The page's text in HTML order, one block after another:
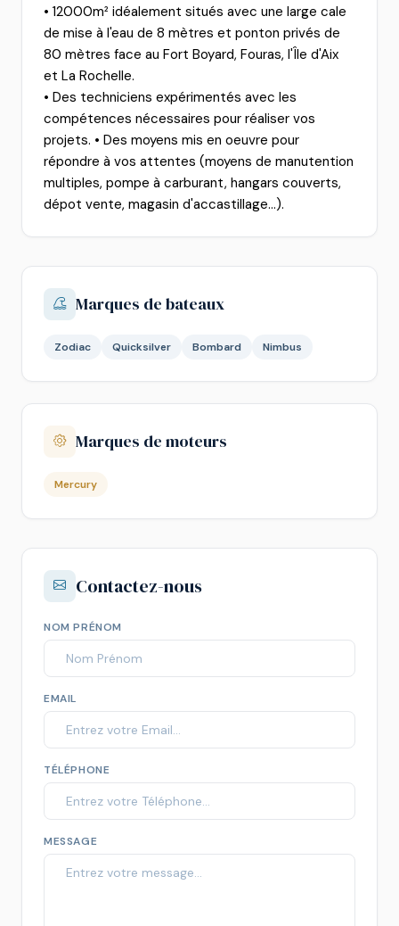
• 12000m² idéalement situés avec une large cale
de mise à l'eau de 8 mètres et ponton privés de
80 mètres face au Fort Boyard, Fouras, l'Île d'Aix
et La Rochelle.
• Des techniciens expérimentés avec les
compétences nécessaires pour réaliser vos
projets. • Des moyens mis en oeuvre pour
répondre à vos attentes (moyens de manutention
multiples, pompe à carburant, hangars couverts,
dépot vente, magasin d'accastillage...).
Marques de bateaux
Zodiac Quicksilver Bombard Nimbus
Marques de moteurs
Mercury
Contactez-nous
NOM PRÉNOM
EMAIL
TÉLÉPHONE
MESSAGE